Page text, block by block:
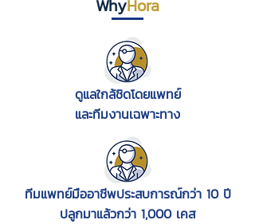
WhyHora
ดูแลใกล้ชิดโดยแพทย์
และทีมงานเฉพาะทาง
ทีมแพทย์มืออาชีพประสบการณ์กว่า 10 ปี
ปลูกมาแล้วกว่า 1,000 เคส